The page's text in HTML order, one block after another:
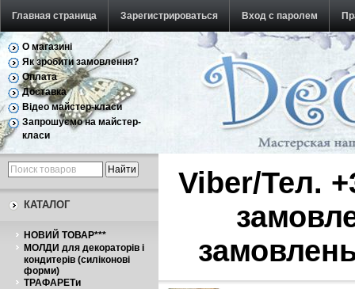
Главная страница Зарегистрироваться Вход с паролем
Обратная связь
О магазині
Як зробити замовлення?
Оплата
Доставка
Відео майстер-класи
Запрошуємо на майстер-
класи
КАТАЛОГ
НОВИЙ ТОВАР***
МОЛДИ для декораторів і
кондитерів (силіконові
форми)
ТРАФАРЕТи
Viber/Тел.